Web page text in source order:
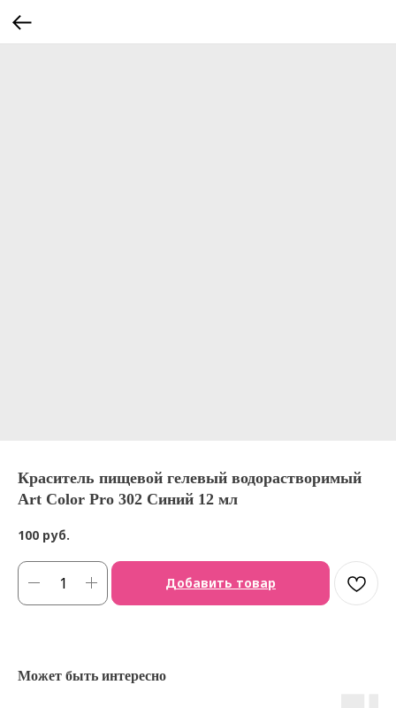
Краситель пищевой гелевый водорастворимый
Art Color Pro 302 Синий 12 мл
100 руб.
Добавить товар
Может быть интересно